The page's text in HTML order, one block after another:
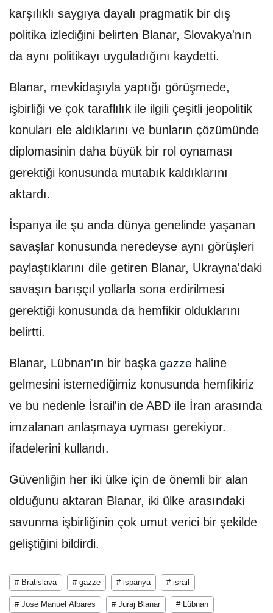
karşılıklı saygıya dayalı pragmatik bir dış
politika izlediğini belirten Blanar, Slovakya'nın
da aynı politikayı uyguladığını kaydetti.
Blanar, mevkidaşıyla yaptığı görüşmede,
işbirliği ve çok taraflılık ile ilgili çeşitli jeopolitik
konuları ele aldıklarını ve bunların çözümünde
diplomasinin daha büyük bir rol oynaması
gerektiği konusunda mutabık kaldıklarını
aktardı.
İspanya ile şu anda dünya genelinde yaşanan
savaşlar konusunda neredeyse aynı görüşleri
paylaştıklarını dile getiren Blanar, Ukrayna'daki
savaşın barışçıl yollarla sona erdirilmesi
gerektiği konusunda da hemfikir olduklarını
belirtti.
Blanar, Lübnan'ın bir başkagazze haline
gelmesini istemediğimiz konusunda hemfikiriz
ve bu nedenle İsrail'in de ABD ile İran arasında
imzalanan anlaşmaya uyması gerekiyor.
ifadelerini kullandı.
Güvenliğin her iki ülke için de önemli bir alan
olduğunu aktaran Blanar, iki ülke arasındaki
savunma işbirliğinin çok umut verici bir şekilde
geliştiğini bildirdi.
# Bratislava # gazze # ispanya # israil
# Jose Manuel Albares # Juraj Blanar # Lübnan